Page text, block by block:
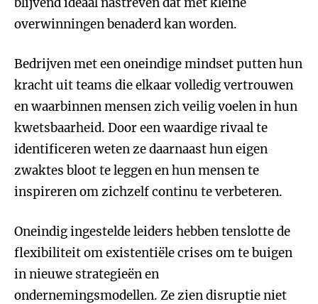
overwinningen benaderd kan worden.
Bedrijven met een oneindige mindset putten hun
kracht uit teams die elkaar volledig vertrouwen
en waarbinnen mensen zich veilig voelen in hun
kwetsbaarheid. Door een waardige rivaal te
identificeren weten ze daarnaast hun eigen
zwaktes bloot te leggen en hun mensen te
inspireren om zichzelf continu te verbeteren.
Oneindig ingestelde leiders hebben tenslotte de
flexibiliteit om existentiële crises om te buigen
in nieuwe strategieën en
ondernemingsmodellen. Ze zien disruptie niet